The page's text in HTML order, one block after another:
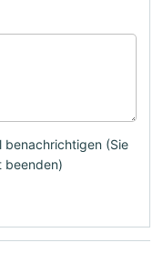
benachrichtigen (Sie
beenden)